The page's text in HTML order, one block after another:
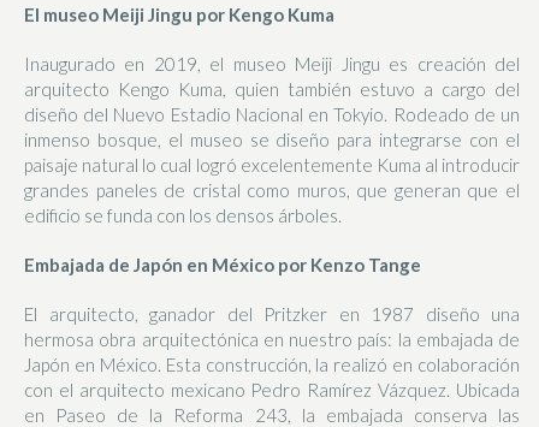
El museo Meiji Jingu por Kengo Kuma
Inaugurado en 2019, el museo Meiji Jingu es creación del
arquitecto Kengo Kuma, quien también estuvo a cargo del
diseño del Nuevo Estadio Nacional en Tokyio. Rodeado de un
inmenso bosque, el museo se diseño para integrarse con el
paisaje natural lo cual logró excelentemente Kuma al introducir
grandes paneles de cristal como muros, que generan que el
edificio se funda con los densos árboles.
Embajada de Japón en México por Kenzo Tange
El arquitecto, ganador del Pritzker en 1987 diseño una
hermosa obra arquitectónica en nuestro país: la embajada de
Japón en México. Esta construcción, la realizó en colaboración
con el arquitecto mexicano Pedro Ramírez Vázquez. Ubicada
en Paseo de la Reforma 243, la embajada conserva las